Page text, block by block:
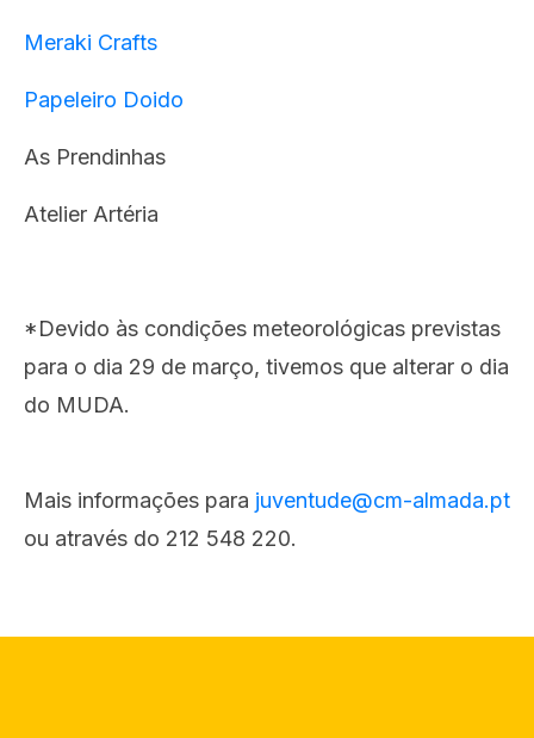
Meraki Crafts
Papeleiro Doido
As Prendinhas
Atelier Artéria
*Devido às condições meteorológicas previstas
para o dia 29 de março, tivemos que alterar o dia
do MUDA.
Mais informações para juventude@cm-almada.pt
ou através do 212 548 220.